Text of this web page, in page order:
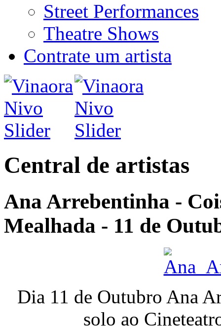
Street Performances
Theatre Shows
Contrate um artista
Central de artistas
Ana Arrebentinha -
Mealhada - 11 de
Dia 11 de Outubro Ana
solo ao